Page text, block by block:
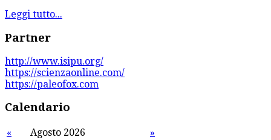
Leggi tutto...
Partner
http://www.isipu.org/
https://scienzaonline.com/
https://paleofox.com
Calendario
« Agosto 2026
»